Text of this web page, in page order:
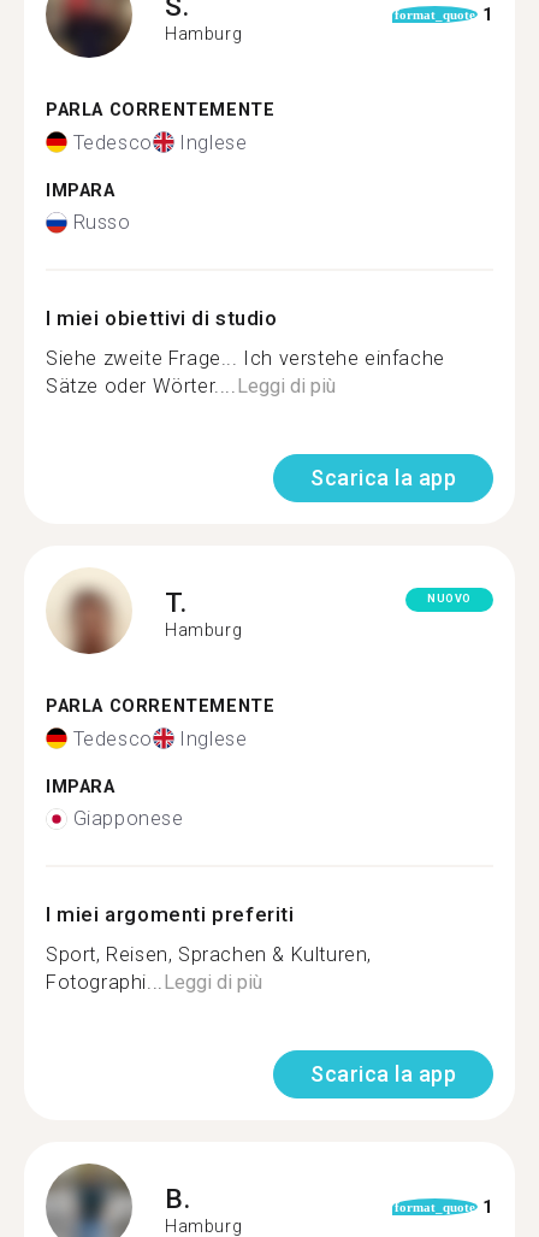
Hamburg
format_quote 1
PARLA CORRENTEMENTE
Tedesco Inglese
IMPARA
Russo
I miei obiettivi di studio
Siehe zweite Frage... Ich verstehe einfache
Sätze oder Wörter....Leggi di più
Scarica la app
T.
Hamburg
NUOVO
PARLA CORRENTEMENTE
Tedesco Inglese
IMPARA
Giapponese
I miei argomenti preferiti
Sport, Reisen, Sprachen & Kulturen,
Fotographi...Leggi di più
Scarica la app
B.
Hamburg
format_quote 1